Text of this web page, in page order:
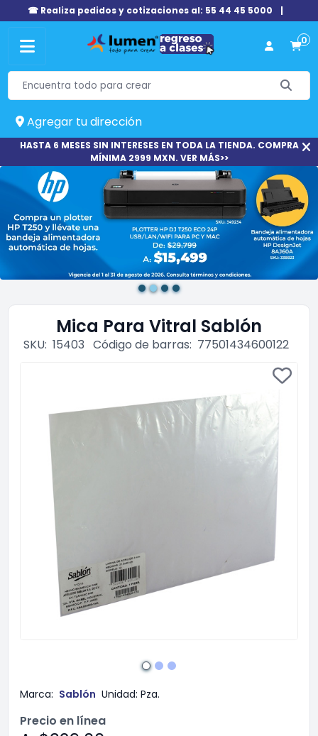
☎ Realiza pedidos y cotizaciones al: 55 44 45 5000 |
0
Agregar tu dirección
HASTA 6 MESES SIN INTERESES EN TODA LA TIENDA. COMPRA
MÍNIMA 2999 MXN. VER MÁS>>
Mica Para Vitral Sablón
SKU: 15403 Código de barras: 77501434600122
Marca: Sablón Unidad: Pza.
Precio en línea